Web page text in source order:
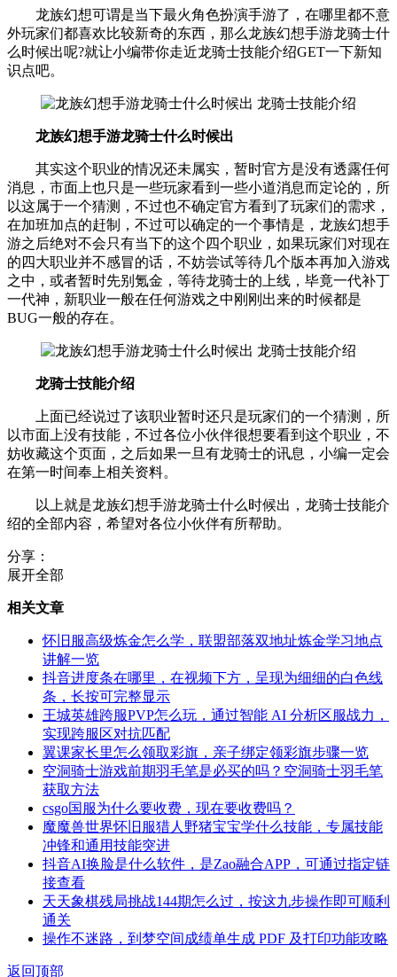
龙族幻想可谓是当下最火角色扮演手游了，在哪里都不意
外玩家们都喜欢比较新奇的东西，那么龙族幻想手游龙骑士什
么时候出呢?就让小编带你走近龙骑士技能介绍GET一下新知
识点吧。
龙族幻想手游龙骑士什么时候出
其实这个职业的情况还未属实，暂时官方是没有透露任何
消息，市面上也只是一些玩家看到一些小道消息而定论的，所
以这属于一个猜测，不过也不确定官方看到了玩家们的需求，
在加班加点的赶制，不过可以确定的一个事情是，龙族幻想手
游之后绝对不会只有当下的这个四个职业，如果玩家们对现在
的四大职业并不感冒的话，不妨尝试等待几个版本再加入游戏
之中，或者暂时先别氪金，等待龙骑士的上线，毕竟一代补丁
一代神，新职业一般在任何游戏之中刚刚出来的时候都是
BUG一般的存在。
龙骑士技能介绍
上面已经说过了该职业暂时还只是玩家们的一个猜测，所
以市面上没有技能，不过各位小伙伴很想要看到这个职业，不
妨收藏这个页面，之后如果一旦有龙骑士的讯息，小编一定会
在第一时间奉上相关资料。
以上就是龙族幻想手游龙骑士什么时候出，龙骑士技能介
绍的全部内容，希望对各位小伙伴有所帮助。
分享：
展开全部
相关文章
怀旧服高级炼金怎么学，联盟部落双地址炼金学习地点
讲解一览
抖音进度条在哪里，在视频下方，呈现为细细的白色线
条，长按可完整显示
王城英雄跨服PVP怎么玩，通过智能 AI 分析区服战力，
实现跨服区对抗匹配
翼课家长里怎么领取彩旗，亲子绑定领彩旗步骤一览
空洞骑士游戏前期羽毛笔是必买的吗？空洞骑士羽毛笔
获取方法
csgo国服为什么要收费，现在要收费吗？
魔魔兽世界怀旧服猎人野猪宝宝学什么技能，专属技能
冲锋和通用技能突进
抖音AI换脸是什么软件，是Zao融合APP，可通过指定链
接查看
天天象棋残局挑战144期怎么过，按这九步操作即可顺利
通关
操作不迷路，到梦空间成绩单生成 PDF 及打印功能攻略
返回顶部